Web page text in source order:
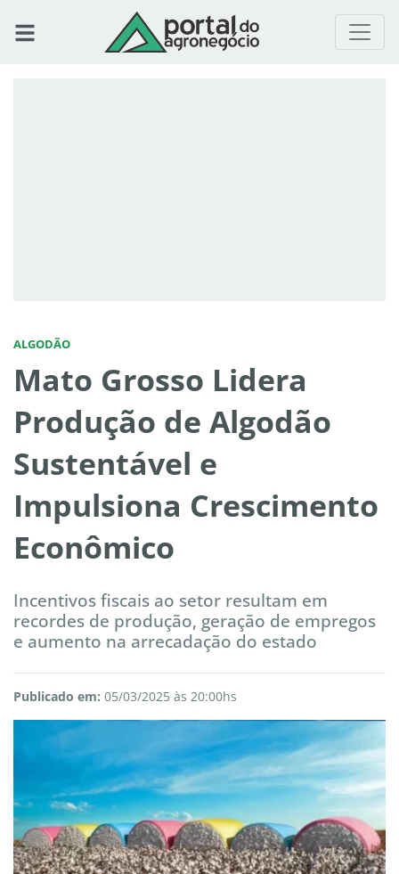
ALGODÃO
Mato Grosso Lidera
Produção de Algodão
Sustentável e
Impulsiona Crescimento
Econômico
Incentivos fiscais ao setor resultam em
recordes de produção, geração de empregos
e aumento na arrecadação do estado
Publicado em: 05/03/2025 às 20:00hs